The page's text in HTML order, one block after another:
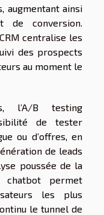
augmentant ainsi
de conversion.
centralise les
des prospects
au moment le
l’A/B testing
de tester
ou d’offres, en
de leads
poussée de la
permet
les plus
le tunnel de